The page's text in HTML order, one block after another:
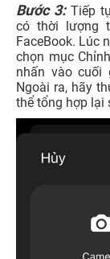
Bước 3: Tiếp
có thời lượng
FaceBook. Lúc
chọn mục
nhấn vào cuối
Ngoài ra, hãy
thể tổng hợp lại